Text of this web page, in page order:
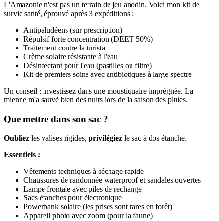
L'Amazonie n'est pas un terrain de jeu anodin. Voici mon kit de
survie santé, éprouvé après 3 expéditions :
Antipaludéens (sur prescription)
Répulsif forte concentration (DEET 50%)
Traitement contre la turista
Crème solaire résistante à l'eau
Désinfectant pour l'eau (pastilles ou filtre)
Kit de premiers soins avec antibiotiques à large spectre
Un conseil : investissez dans une moustiquaire imprégnée. La
mienne m'a sauvé bien des nuits lors de la saison des pluies.
Que mettre dans son sac ?
Oubliez les valises rigides, privilégiez le sac à dos étanche.
Essentiels :
Vêtements techniques à séchage rapide
Chaussures de randonnée waterproof et sandales ouvertes
Lampe frontale avec piles de rechange
Sacs étanches pour électronique
Powerbank solaire (les prises sont rares en forêt)
Appareil photo avec zoom (pour la faune)